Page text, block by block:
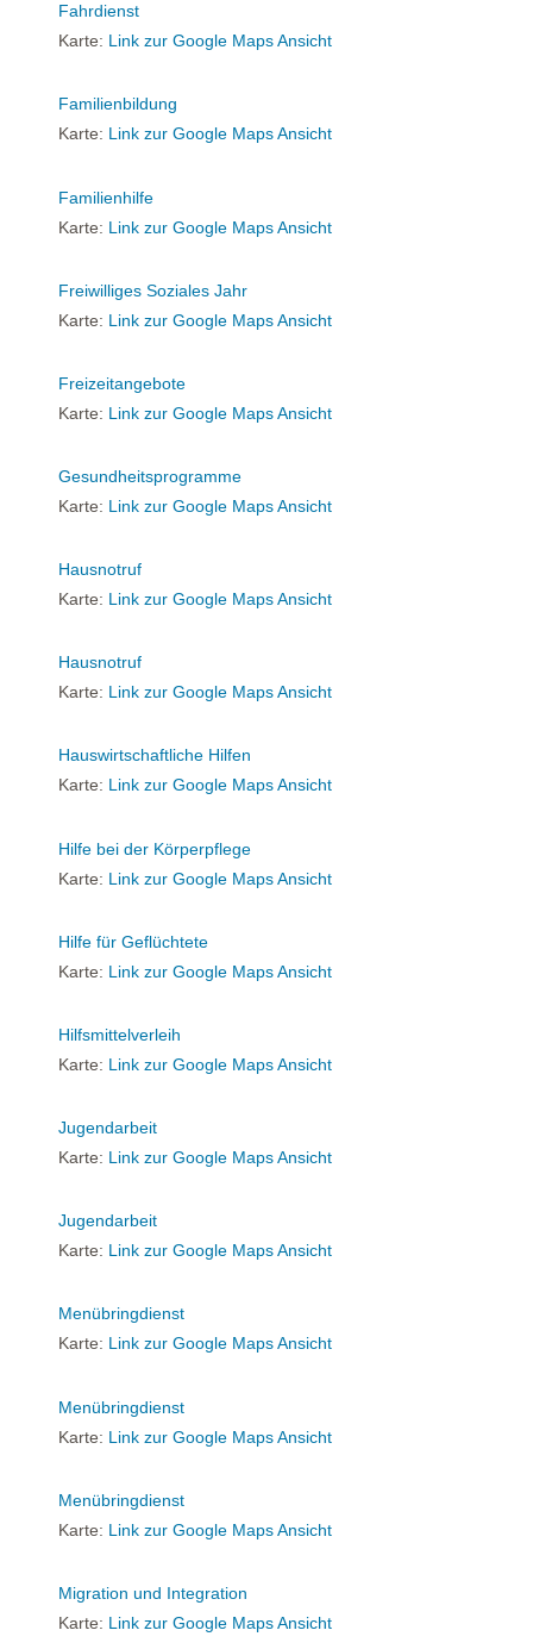
Fahrdienst
Karte: Link zur Google Maps Ansicht
Familienbildung
Karte: Link zur Google Maps Ansicht
Familienhilfe
Karte: Link zur Google Maps Ansicht
Freiwilliges Soziales Jahr
Karte: Link zur Google Maps Ansicht
Freizeitangebote
Karte: Link zur Google Maps Ansicht
Gesundheitsprogramme
Karte: Link zur Google Maps Ansicht
Hausnotruf
Karte: Link zur Google Maps Ansicht
Hausnotruf
Karte: Link zur Google Maps Ansicht
Hauswirtschaftliche Hilfen
Karte: Link zur Google Maps Ansicht
Hilfe bei der Körperpflege
Karte: Link zur Google Maps Ansicht
Hilfe für Geflüchtete
Karte: Link zur Google Maps Ansicht
Hilfsmittelverleih
Karte: Link zur Google Maps Ansicht
Jugendarbeit
Karte: Link zur Google Maps Ansicht
Jugendarbeit
Karte: Link zur Google Maps Ansicht
Menübringdienst
Karte: Link zur Google Maps Ansicht
Menübringdienst
Karte: Link zur Google Maps Ansicht
Menübringdienst
Karte: Link zur Google Maps Ansicht
Migration und Integration
Karte: Link zur Google Maps Ansicht